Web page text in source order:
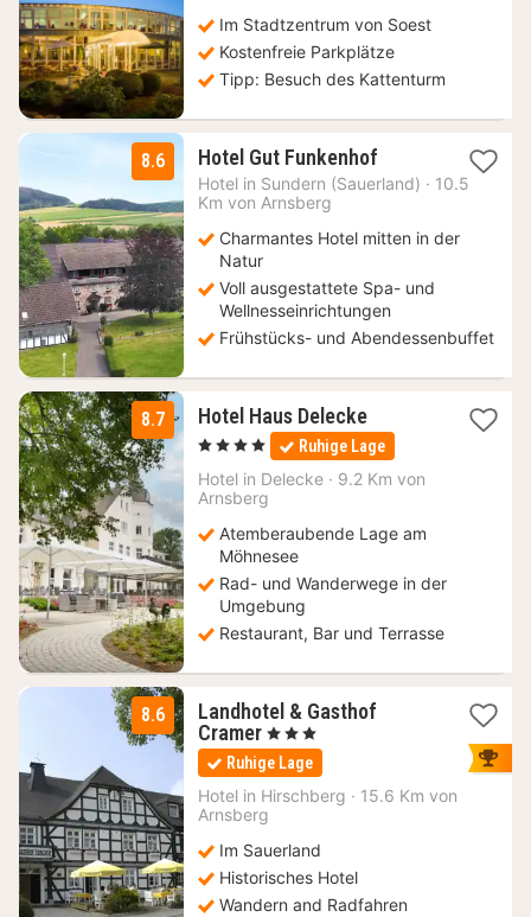
81,86
€
Im Stadtzentrum von Soest
Kostenfreie Parkplätze
Tipp: Besuch des Kattenturm
8.6 Hotel Gut Funkenhof1
Nacht
€
Hotel in Sundern (Sauerland) · 10.5
Km von Arnsberg
Charmantes Hotel mitten in der
Natur
Voll ausgestattete Spa- und
Wellnesseinrichtungen
Frühstücks- und Abendessenbuffet
8.7 Hotel Haus Delecke1
Nacht
ab
135,30
, 4 Sterne Ruhige Lage
Hotel in Delecke · 9.2 Km von
Arnsberg
Atemberaubende Lage am
Möhnesee
Rad- und Wanderwege in der
Umgebung
Restaurant, Bar und Terrasse
8.6
Landhotel & Gasthof
Cramer 1
Nacht
ab
115
€
, 3 Sterne
Ruhige Lage
Hotel in Hirschberg · 15.6 Km von
Arnsberg
Im Sauerland
Historisches Hotel
Wandern and Radfahren